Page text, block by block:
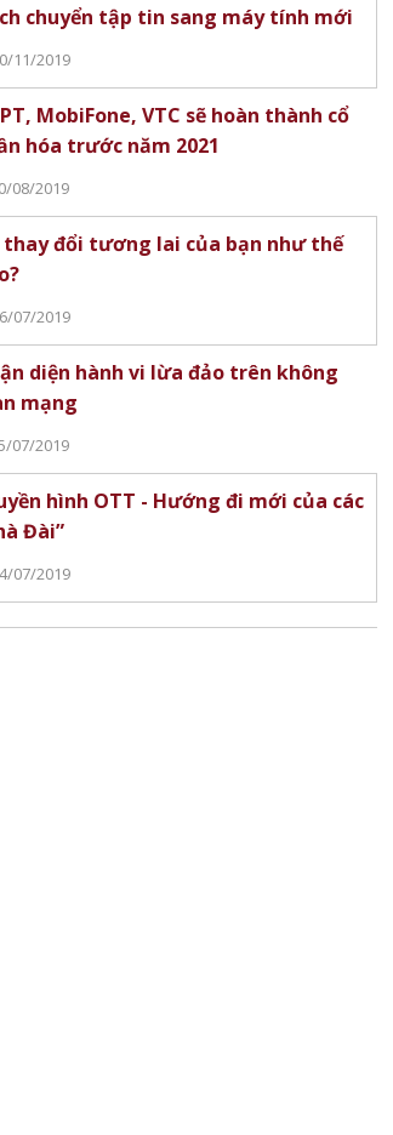
chuyển tập tin sang máy tính mới
11/2019
MobiFone, VTC sẽ hoàn thành cổ
hóa trước năm 2021
08/2019
thay đổi tương lai của bạn như thế
07/2019
diện hành vi lừa đảo trên không
mạng
07/2019
hình OTT - Hướng đi mới của các
Đài”
07/2019